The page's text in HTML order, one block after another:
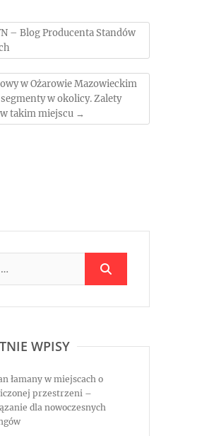
– Blog Producenta Standów
w Ożarowie Mazowieckim
w okolicy. Zalety
takim miejscu →
WPISY
łamany w miejscach o
przestrzeni –
dla nowoczesnych